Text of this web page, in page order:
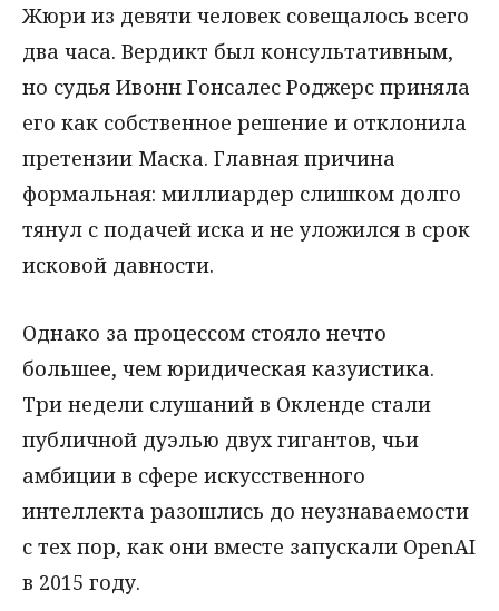
Жюри из девяти человек совещалось всего
два часа. Вердикт был консультативным,
но судья Ивонн Гонсалес Роджерс приняла
его как собственное решение и отклонила
претензии Маска. Главная причина
формальная: миллиардер слишком долго
тянул с подачей иска и не уложился в срок
исковой давности.
Однако за процессом стояло нечто
большее, чем юридическая казуистика.
Три недели слушаний в Окленде стали
публичной дуэлью двух гигантов, чьи
амбиции в сфере искусственного
интеллекта разошлись до неузнаваемости
с тех пор, как они вместе запускали OpenAI
в 2015 году.